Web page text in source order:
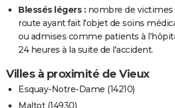
Blessés légers : nombre de victimes
route ayant fait l'objet de soins
ou admises comme patients à
24 heures à la suite de l'accident.
Villes à proximité de Vieux
Esquay-Notre-Dame (14210)